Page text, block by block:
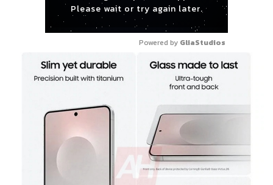
Please wait or try again later.
Powered by GliaStudios